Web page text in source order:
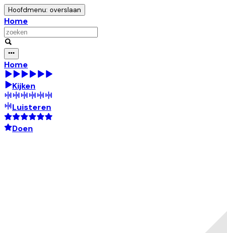
Hoofdmenu: overslaan
Home
Home
Kijken
Luisteren
Doen